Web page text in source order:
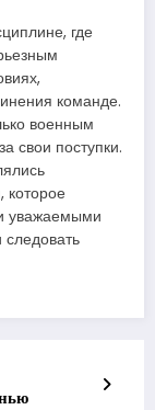
где
команде.
военным
свои поступки.
уважаемыми